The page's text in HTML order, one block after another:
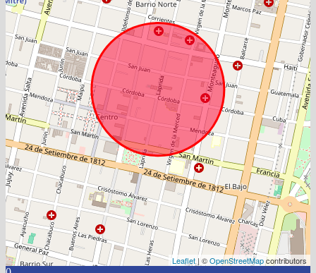
Leaflet | ©OpenStreetMapcontributors